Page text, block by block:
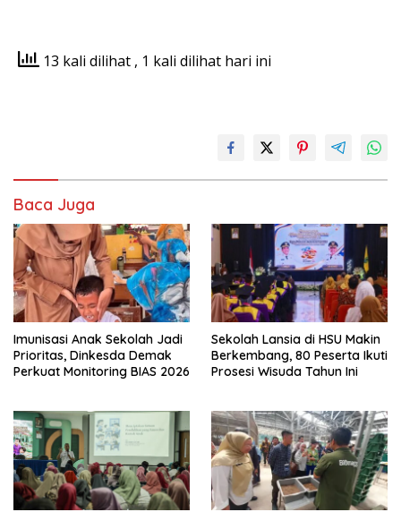
13 kali dilihat , 1 kali dilihat hari ini
Baca Juga
Imunisasi Anak Sekolah Jadi
Prioritas, Dinkesda Demak
Perkuat Monitoring BIAS 2026
Sekolah Lansia di HSU Makin
Berkembang, 80 Peserta Ikuti
Prosesi Wisuda Tahun Ini